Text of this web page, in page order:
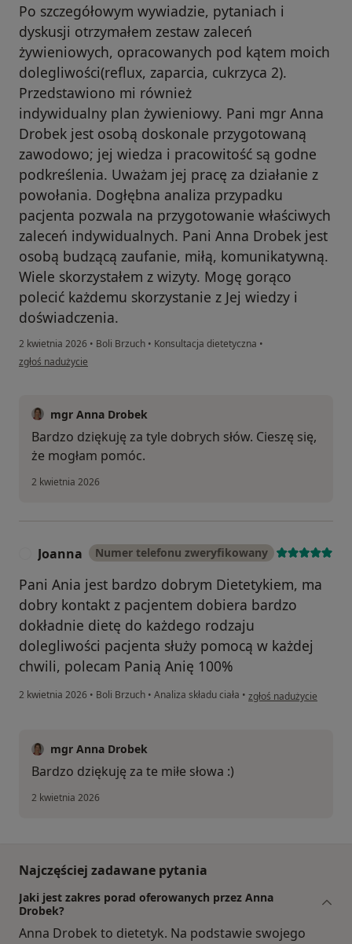
Po szczegółowym wywiadzie, pytaniach i
dyskusji otrzymałem zestaw zaleceń
żywieniowych, opracowanych pod kątem moich
dolegliwości(reflux, zaparcia, cukrzyca 2).
Przedstawiono mi również
indywidualny plan żywieniowy. Pani mgr Anna
Drobek jest osobą doskonale przygotowaną
zawodowo; jej wiedza i pracowitość są godne
podkreślenia. Uważam jej pracę za działanie z
powołania. Dogłębna analiza przypadku
pacjenta pozwala na przygotowanie właściwych
zaleceń indywidualnych. Pani Anna Drobek jest
osobą budzącą zaufanie, miłą, komunikatywną.
Wiele skorzystałem z wizyty. Mogę gorąco
polecić każdemu skorzystanie z Jej wiedzy i
doświadczenia.
2 kwietnia 2026 • Boli Brzuch • Konsultacja dietetyczna •
w opinii użytkownika ANDRZEJ
zgłoś nadużycie
mgr Anna Drobek
Bardzo dziękuję za tyle dobrych słów. Cieszę się,
że mogłam pomóc.
2 kwietnia 2026
Joanna Numer telefonu zweryfikowany
Pani Ania jest bardzo dobrym Dietetykiem, ma
dobry kontakt z pacjentem dobiera bardzo
dokładnie dietę do każdego rodzaju
dolegliwości pacjenta służy pomocą w każdej
chwili, polecam Panią Anię 100%
2 kwietnia 2026 • Boli Brzuch • Analiza składu ciała • w opinii użytkownika
zgłoś nadużycie
mgr Anna Drobek
Bardzo dziękuję za te miłe słowa :)
2 kwietnia 2026
Najczęściej zadawane pytania
Jaki jest zakres porad oferowanych przez Anna
Drobek?
Anna Drobek to dietetyk. Na podstawie swojego